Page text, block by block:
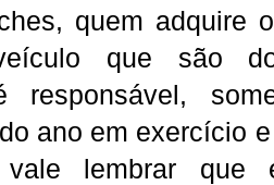
quem adquire
que são
responsável,
ano em exercício
vale lembrar que